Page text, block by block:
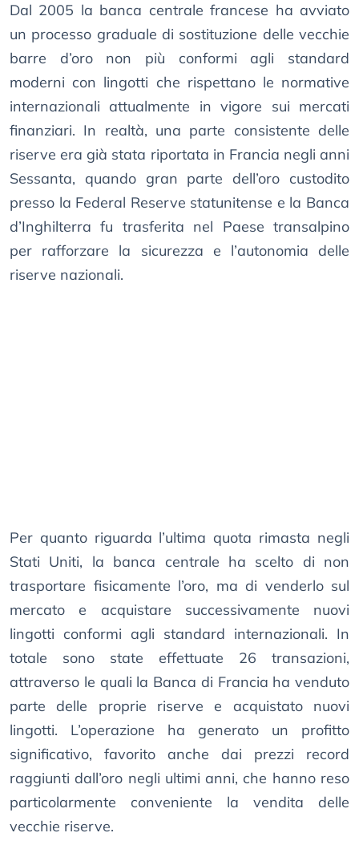
Dal 2005 la banca centrale francese ha avviato
un processo graduale di sostituzione delle vecchie
barre d’oro non più conformi agli standard
moderni con lingotti che rispettano le normative
internazionali attualmente in vigore sui mercati
finanziari. In realtà, una parte consistente delle
riserve era già stata riportata in Francia negli anni
Sessanta, quando gran parte dell’oro custodito
presso la Federal Reserve statunitense e la Banca
d’Inghilterra fu trasferita nel Paese transalpino
per rafforzare la sicurezza e l’autonomia delle
riserve nazionali.
Per quanto riguarda l’ultima quota rimasta negli
Stati Uniti, la banca centrale ha scelto di non
trasportare fisicamente l’oro, ma di venderlo sul
mercato e acquistare successivamente nuovi
lingotti conformi agli standard internazionali. In
totale sono state effettuate 26 transazioni,
attraverso le quali la Banca di Francia ha venduto
parte delle proprie riserve e acquistato nuovi
lingotti. L’operazione ha generato un profitto
significativo, favorito anche dai prezzi record
raggiunti dall’oro negli ultimi anni, che hanno reso
particolarmente conveniente la vendita delle
vecchie riserve.